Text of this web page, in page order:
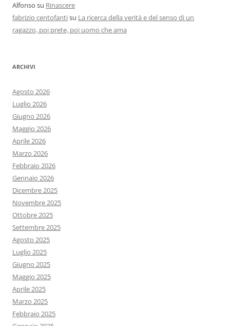
Alfonso su Rinascere
fabrizio centofantisu La ricerca della verità e del senso di un
ragazzo, poi prete, poi uomo che ama
ARCHIVI
Agosto 2026
Luglio 2026
Giugno 2026
Maggio 2026
Aprile 2026
Marzo 2026
Febbraio 2026
Gennaio 2026
Dicembre 2025
Novembre 2025
Ottobre 2025
Settembre 2025
Agosto 2025
Luglio 2025
Giugno 2025
Maggio 2025
Aprile 2025
Marzo 2025
Febbraio 2025